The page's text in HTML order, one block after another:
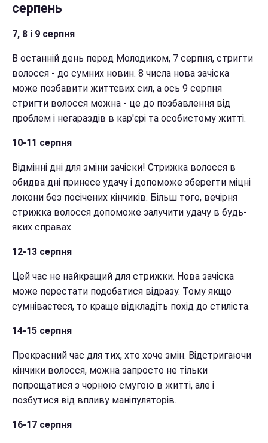
серпень
7, 8 і 9 серпня
В останній день перед Молодиком, 7 серпня, стригти
волосся - до сумних новин. 8 числа нова зачіска
може позбавити життєвих сил, а ось 9 серпня
стригти волосся можна - це до позбавлення від
проблем і негараздів в кар'єрі та особистому житті.
10-11 серпня
Відмінні дні для зміни зачіски! Стрижка волосся в
обидва дні принесе удачу і допоможе зберегти міцні
локони без посічених кінчиків. Більш того, вечірня
стрижка волосся допоможе залучити удачу в будь-
яких справах.
12-13 серпня
Цей час не найкращий для стрижки. Нова зачіска
може перестати подобатися відразу. Тому якщо
сумніваєтеся, то краще відкладіть похід до стиліста.
14-15 серпня
Прекрасний час для тих, хто хоче змін. Відстригаючи
кінчики волосся, можна запросто не тільки
попрощатися з чорною смугою в житті, але і
позбутися від впливу маніпуляторів.
16-17 серпня